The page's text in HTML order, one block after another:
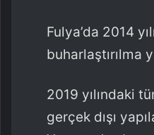
Fulya’da 2014
buharlaştırılma
2019 yılındaki
gerçek dışı